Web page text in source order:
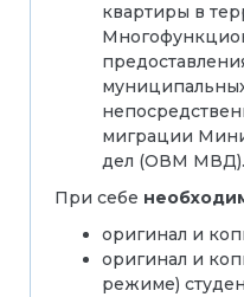
квартиры в
миграции
дел (ОВМ МВД).
При себе
оригинал и
оригинал и
режиме)